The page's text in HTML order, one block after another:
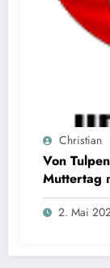
Christian
Von
Muttertag
2. Mai